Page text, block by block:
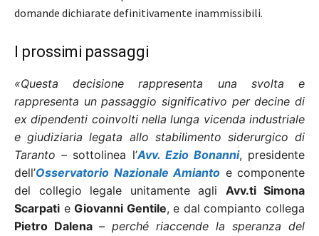
domande dichiarate definitivamente inammissibili.
I prossimi passaggi
«Questa decisione rappresenta una svolta e
rappresenta un passaggio significativo per decine di
ex dipendenti coinvolti nella lunga vicenda industriale
e giudiziaria legata allo stabilimento siderurgico di
Taranto – sottolinea l’Avv. Ezio Bonanni, presidente
dell’Osservatorio Nazionale Amianto e componente
del collegio legale unitamente agli Avv.ti Simona
Scarpati eGiovanni Gentile, e dal compianto collega
Pietro Dalena – perché riaccende la speranza del